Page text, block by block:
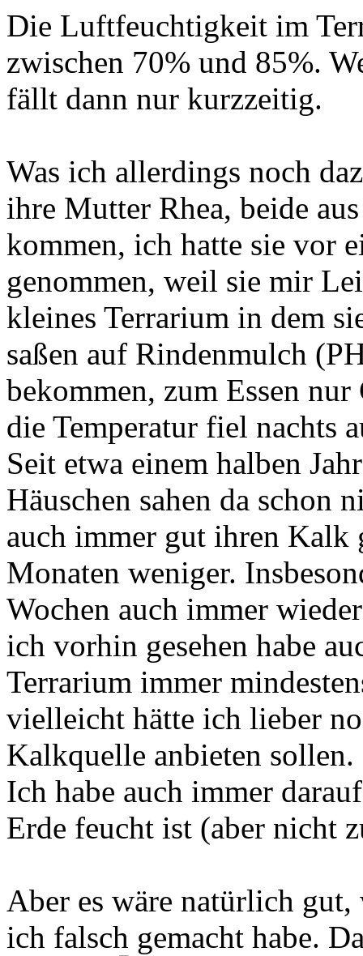
Die Luftfeuchtigkeit im
zwischen 70% und 85%.
fällt dann nur kurzzeitig.
Was ich allerdings noch
ihre Mutter Rhea, beide
kommen, ich hatte sie vor
genommen, weil sie mir
kleines Terrarium in dem
saßen auf Rindenmulch
bekommen, zum Essen
die Temperatur fiel nachts
Seit etwa einem halben
Häuschen sahen da schon
auch immer gut ihren Kalk
Monaten weniger.
Wochen auch immer
ich vorhin gesehen habe
Terrarium immer
vielleicht hätte ich lieber
Kalkquelle anbieten sollen.
Ich habe auch immer
Erde feucht ist (aber nicht
Aber es wäre natürlich
ich falsch gemacht habe.